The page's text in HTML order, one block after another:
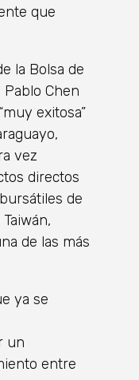
que
la Bolsa de
Pablo Chen
exitosa”
vez
directos
de
de las más
ya se
un
entre